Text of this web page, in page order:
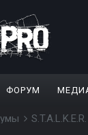
ФОРУМ